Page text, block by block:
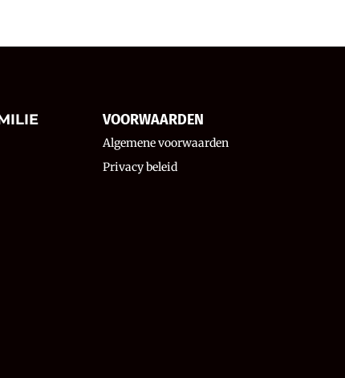
VOORWAARDEN
Algemene voorwaarden
Privacy beleid